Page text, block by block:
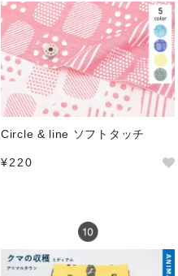
Circle & line ソフトタッチ
¥220